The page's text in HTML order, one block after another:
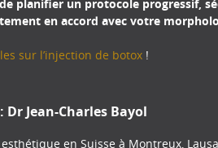
planifier un protocole progressif,
en accord avec votre
sur l’injection de botox !
Dr Jean-Charles Bayol
en Suisse à Montreux,